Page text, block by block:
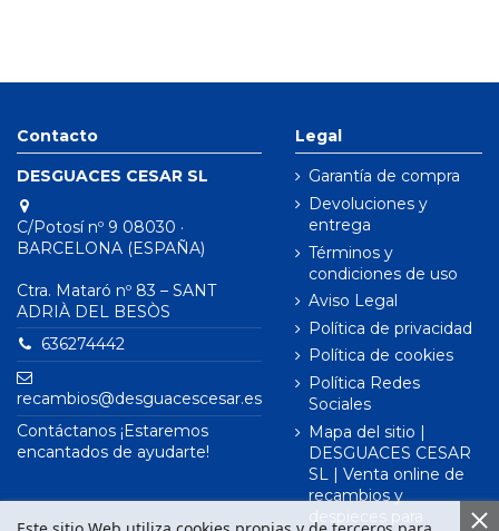
Contacto
DESGUACES CESAR SL
C/Potosí nº 9 08030 ·
BARCELONA (ESPAÑA)
Ctra. Mataró nº 83 – SANT
ADRIÀ DEL BESÒS
636274442
recambios@desguacescesar.es
Contáctanos ¡Estaremos
encantados de ayudarte!
Legal
Garantía de compra
Devoluciones y
entrega
Términos y
condiciones de uso
Aviso Legal
Política de privacidad
Política de cookies
Política Redes
Sociales
Mapa del sitio |
DESGUACES CESAR
SL | Venta online de
recambios y
despieces para